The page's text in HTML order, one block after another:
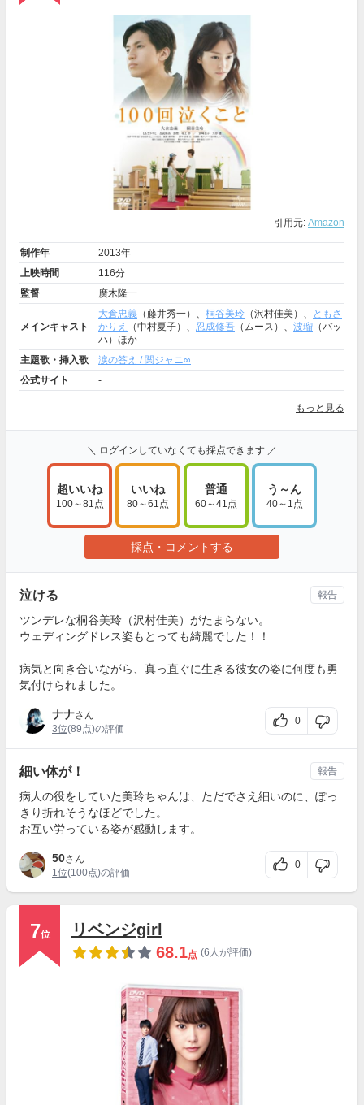
引用元: Amazon
制作年
2013年
上映時間
116分
監督
廣木隆一
メインキャスト
大倉忠義 （藤井秀一）、 桐谷美玲 （沢村佳美）、
ともさ
かりえ
（中村夏子）、 忍成修吾 （ムース）、 波瑠 （バッ
ハ）ほか
主題歌・挿入歌
涙の答え / 関ジャニ∞
公式サイト
-
もっと見る
＼ ログインしていなくても採点できます ／
超いいね
100～81点
いいね
80～61点
普通
60～41点
う～ん
40～1点
採点・コメントする
泣ける
ツンデレな桐谷美玲（沢村佳美）がたまらない。
ウェディングドレス姿もとっても綺麗でした！！
病気と向き合いながら、真っ直ぐに生きる彼女の姿に何度も勇
気付けられました。
ナナさん
3位(89点)の評価
0
報告
細い体が！
病人の役をしていた美玲ちゃんは、ただでさえ細いのに、ぽっ
きり折れそうなほどでした。
お互い労っている姿が感動します。
50さん
1位(100点)の評価
0
報告
7位
リベンジgirl
68.1点 (6人が評価)